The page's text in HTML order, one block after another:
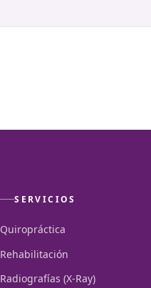
SERVICIOS
Quiropráctica
Rehabilitación
Radiografías (X-Ray)